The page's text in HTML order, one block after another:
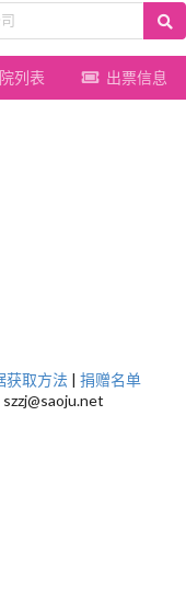
列表 出票信息
获取方法 | 捐赠名单